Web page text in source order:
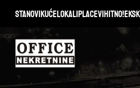
StanoviKućeLokaliPlaceviHitno!